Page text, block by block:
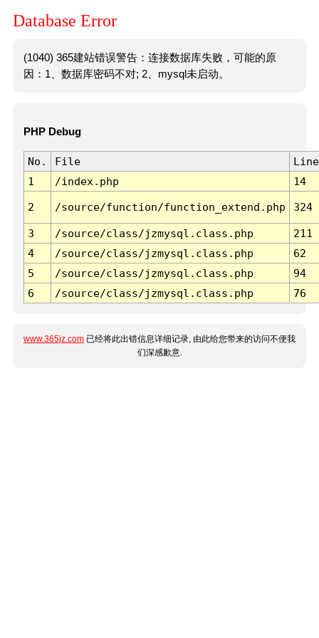
Database Error
(1040) 365建站错误警告：连接数据库失败，可能的原
因：1、数据库密码不对; 2、mysql未启动。
PHP Debug
No. File
Line
1
/index.php 14
2 /source/function/function_extend.php 324
3 /source/class/jzmysql.class.php
211
4
/source/class/jzmysql.class.php
62
5
/source/class/jzmysql.class.php
94
6
/source/class/jzmysql.class.php 76
www.365jz.com 已经将此出错信息详细记录, 由此给您带来的访问不便我
们深感歉意.